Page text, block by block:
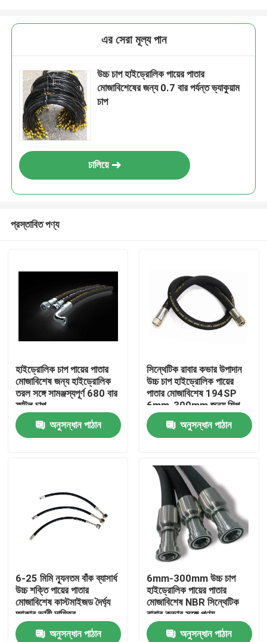
পণ্য
আমাদের সম্বন্ধে
এর সেরা মূল্য পান
উচ্চ চাপ হাইড্রোলিক পায়ের পাতার
মোজাবিশেষের জন্য 0.7 বার পর্যন্ত ভ্যাকুয়াম
চাপ
চালিয়ে
প্রস্তাবিত পণ্য
হাইড্রোলিক চাপ পায়ের পাতার
মোজাবিশেষ জন্য হাইড্রোলিক
তরল সঙ্গে সামঞ্জস্যপূর্ণ 680 বার
ফাটল চাপ
অনুসন্ধান পাঠান
সিন্থেটিক রাবার কভার উপাদান
উচ্চ চাপ হাইড্রোলিক পায়ের
পাতার মোজাবিশেষ 194SP
6mm-300mm জন্য শিল্প
অনুসন্ধান পাঠান
6-25 মিমি ন্যূনতম বাঁক ব্যাসার্ধ
উচ্চ শক্তি পায়ের পাতার
মোজাবিশেষ কাস্টমাইজড দৈর্ঘ্য
আকার ভারী দায়িত্ব
অ্যাপ্লিকেশন জন্য
অনুসন্ধান পাঠান
6mm-300mm উচ্চ চাপ
হাইড্রোলিক পায়ের পাতার
মোজাবিশেষ NBR সিন্থেটিক
রাবার কভার সঙ্গে পণ্য
স্পেসিফিকেশন
অনুসন্ধান পাঠান